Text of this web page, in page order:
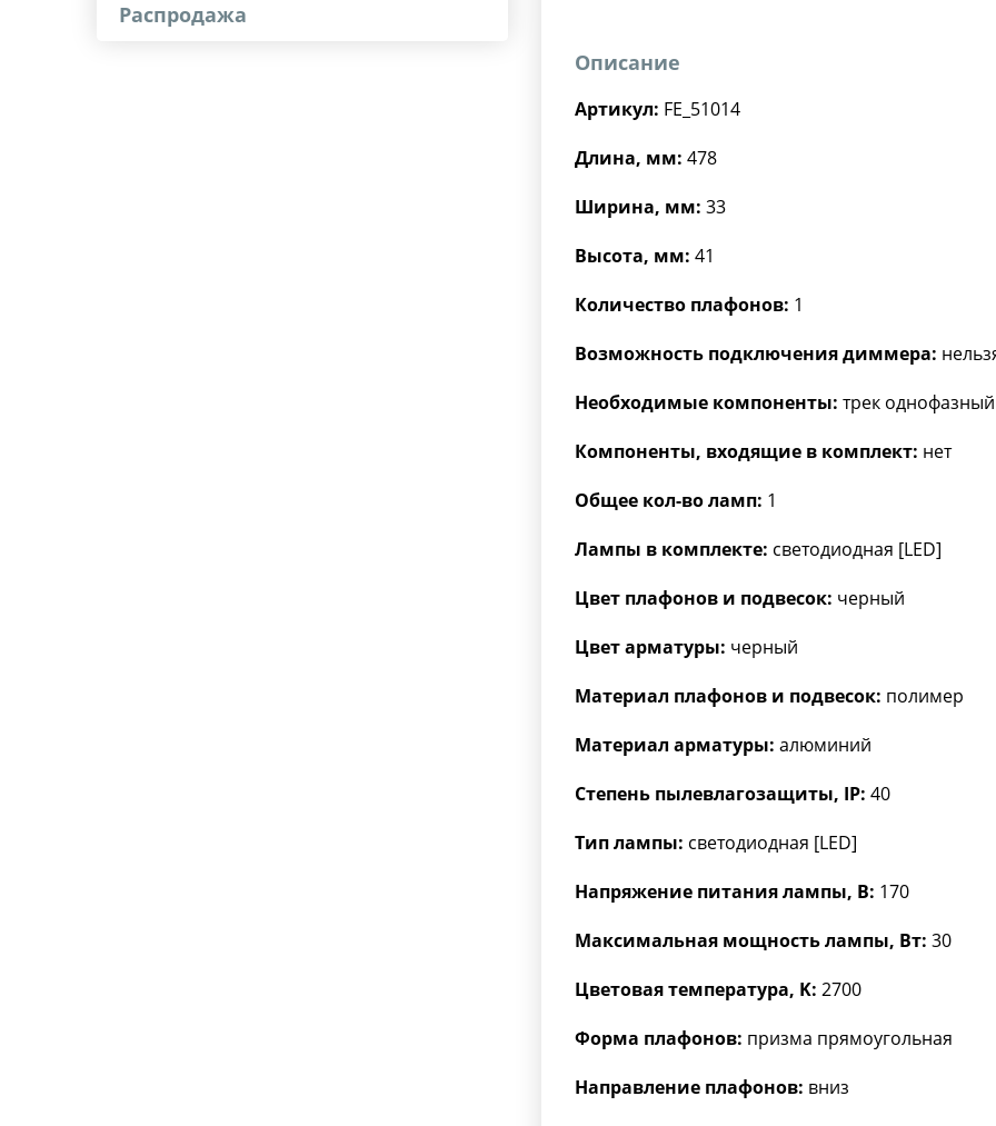
Распродажа
Описание
Артикул: FE_51014
Длина, мм: 478
Ширина, мм: 33
Высота, мм: 41
Количество плафонов: 1
Возможность подключения диммера:
Необходимые компоненты: трек однофазный
Компоненты, входящие в комплект: нет
Общее кол-во ламп: 1
Лампы в комплекте: светодиодная [LED]
Цвет плафонов и подвесок: черный
Цвет арматуры: черный
Материал плафонов и подвесок: полимер
Материал арматуры: алюминий
Степень пылевлагозащиты, IP: 40
Тип лампы: светодиодная [LED]
Напряжение питания лампы, В: 170
Максимальная мощность лампы, Вт: 30
Цветовая температура, K: 2700
Форма плафонов: призма прямоугольная
Направление плафонов: вниз